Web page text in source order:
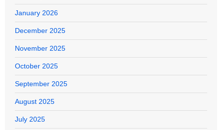
January 2026
December 2025
November 2025
October 2025
September 2025
August 2025
July 2025